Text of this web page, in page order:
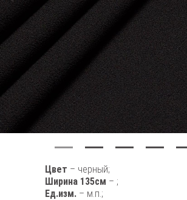
Цвет – черный;
Ширина 135см – ;
Ед.изм. – м.п.;